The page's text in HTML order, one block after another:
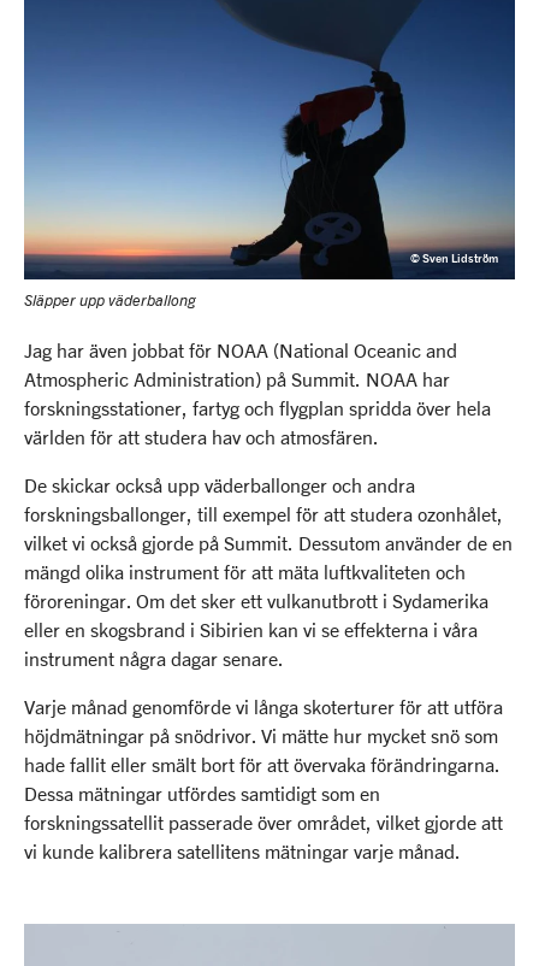
Jag har även jobbat för NOAA (National Oceanic and
Atmospheric Administration) på Summit. NOAA har
forskningsstationer, fartyg och flygplan spridda över hela
världen för att studera hav och atmosfären.
De skickar också upp väderballonger och andra
forskningsballonger, till exempel för att studera ozonhålet,
vilket vi också gjorde på Summit. Dessutom använder de en
mängd olika instrument för att mäta luftkvaliteten och
föroreningar. Om det sker ett vulkanutbrott i Sydamerika
eller en skogsbrand i Sibirien kan vi se effekterna i våra
instrument några dagar senare.
Varje månad genomförde vi långa skoterturer för att utföra
höjdmätningar på snödrivor. Vi mätte hur mycket snö som
hade fallit eller smält bort för att övervaka förändringarna.
Dessa mätningar utfördes samtidigt som en
forskningssatellit passerade över området, vilket gjorde att
vi kunde kalibrera satellitens mätningar varje månad.
© Sven Lidström
Släpper upp väderballong